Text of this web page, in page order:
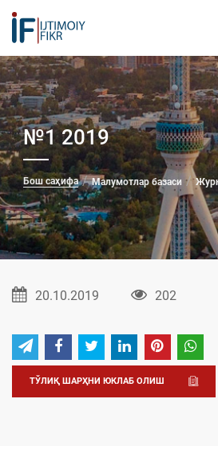
№1 2019
Бош саҳифа Малумотлар базаси
20.10.2019 202
ТЎЛИҚ ШАРҲНИ ЮКЛАБ ОЛИШ